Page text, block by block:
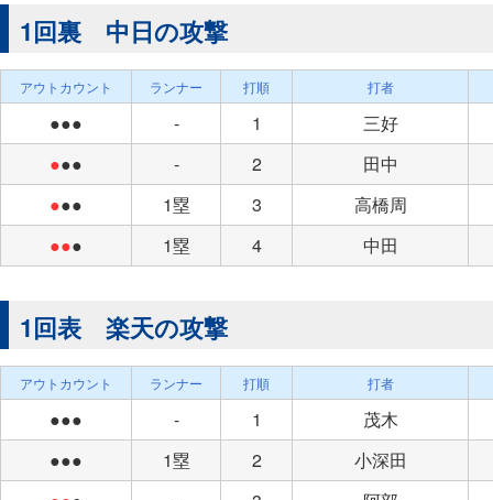
1回裏 中日の攻撃
アウトカウント ランナー 打順 打者
●●● - 1
三好
●●● - 2
田中
●●● 1塁 3
高橋周
●●● 1塁 4 中田
1回表 楽天の攻撃
アウトカウント ランナー 打順 打者
●●● - 1
茂木
●●●
1塁 2
小深田